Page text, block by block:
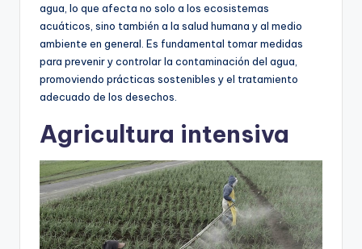
agua, lo que afecta no solo a los ecosistemas
acuáticos, sino también a la salud humana y al medio
ambiente en general. Es fundamental tomar medidas
para prevenir y controlar la contaminación del agua,
promoviendo prácticas sostenibles y el tratamiento
adecuado de los desechos.
Agricultura intensiva